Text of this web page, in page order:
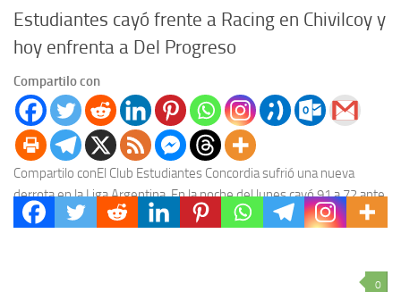
Estudiantes cayó frente a Racing en Chivilcoy y
hoy enfrenta a Del Progreso
Compartilo con
Compartilo conEl Club Estudiantes Concordia sufrió una nueva
derrota en la Liga Argentina. En la noche del lunes cayó 91 a 72 ante
Racing de...
0